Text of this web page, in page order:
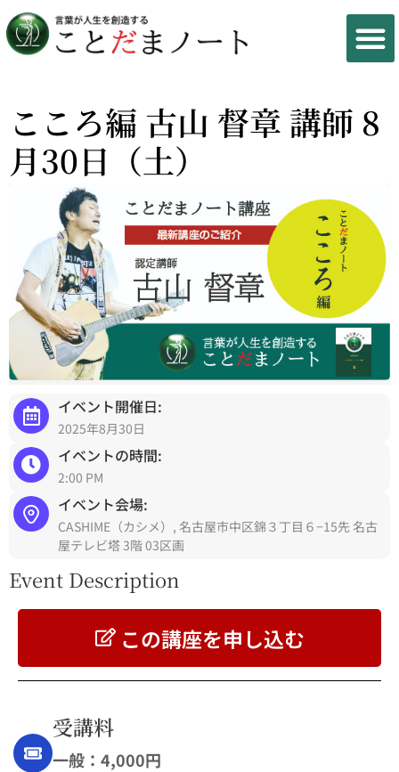
こころ編 古山 督章 講師 8
月30日（土）
イベント開催日:
2025年8月30日
イベントの時間:
2:00 PM
イベント会場:
CASHIME（カシメ）, 名古屋市中区錦３丁目６−15先 名古
屋テレビ塔 3階 03区画
Event Description
この講座を申し込む
受講料
一般：4,000円